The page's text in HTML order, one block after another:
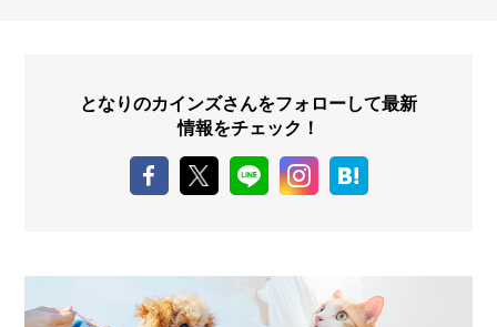
となりのカインズさんをフォローして最新
情報をチェック！